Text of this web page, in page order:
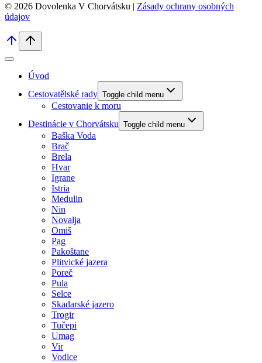
© 2026 Dovolenka V Chorvátsku | Zásady ochrany osobných
údajov
Úvod
Cestovatělské rady Toggle child menu
Cestovanie k moru
Destinácie v Chorvátsku Toggle child menu
Baška Voda
Brač
Brela
Hvar
Igrane
Istria
Medulin
Nin
Novalja
Omiš
Pag
Pakoštane
Plitvické jazera
Poreč
Pula
Selce
Skadarské jazero
Trogir
Tučepi
Umag
Vir
Vodice